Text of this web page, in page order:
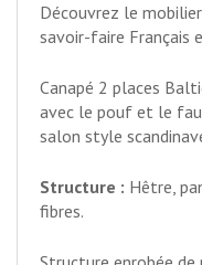
Découvrez le
savoir-faire Français
Canapé 2 places
avec le pouf et le
salon style
Structure : Hêtre,
fibres.